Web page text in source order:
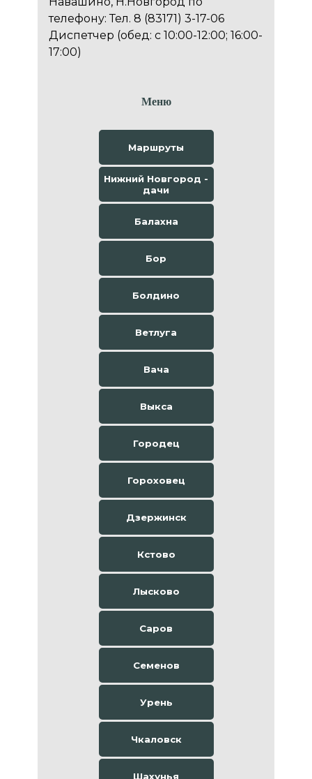
телефону: Тел. 8 (83171) 3-17-06
Диспетчер (обед: с 10:00-12:00; 16:00-
17:00)
Меню
Маршруты
Нижний Новгород -
дачи
Балахна
Бор
Болдино
Ветлуга
Вача
Выкса
Городец
Гороховец
Дзержинск
Кстово
Лысково
Саров
Семенов
Урень
Чкаловск
Шахунья